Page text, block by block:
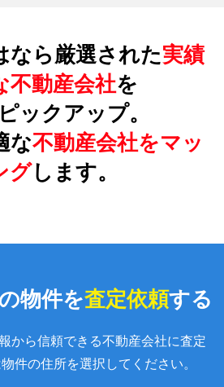
なら厳選された実績
不動産会社を
ックアップ。
な不動産会社をマッ
グします。
物件を査定依頼する
から信頼できる不動産会社に査定
件の住所を選択してください。